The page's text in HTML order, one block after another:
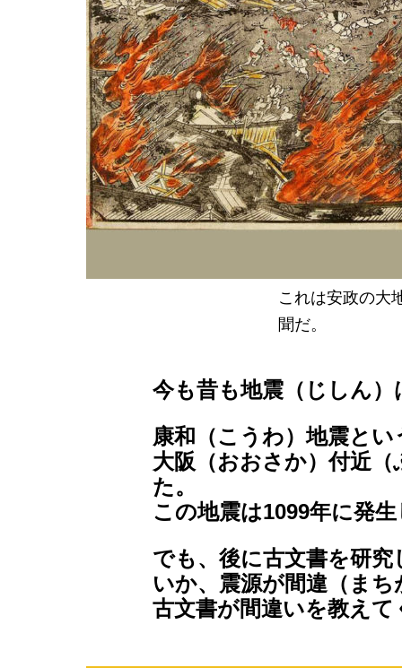
これは安政の大
聞だ。
今も昔も地震（じしん
康和（こうわ）地震と
大阪（おおさか）付近
た。
この地震は1099年に発
でも、後に古文書を研
いか、震源が間違（ま
古文書が間違いを教え